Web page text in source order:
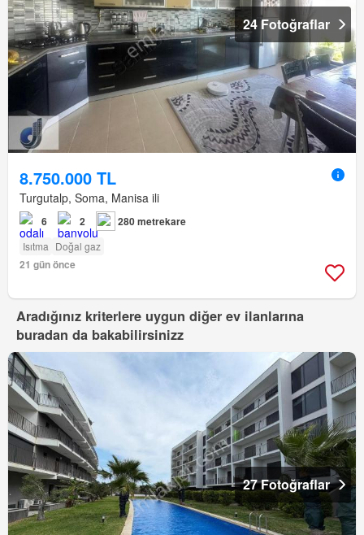
24 Fotoğraflar
8.750.000 TL
Turgutalp, Soma, Manisa ili
6 2 280 metrekare
Isıtma Doğal gaz
21 gün önce
Aradığınız kriterlere uygun diğer ev ilanlarına
buradan da bakabilirsinizz
27 Fotoğraflar